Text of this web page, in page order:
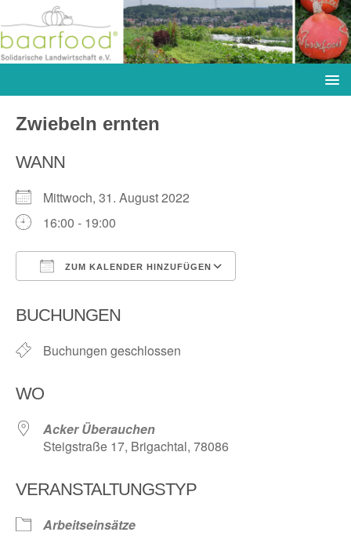
Zwiebeln ernten
WANN
Mittwoch, 31. August 2022
16:00 - 19:00
ZUM KALENDER HINZUFÜGEN
BUCHUNGEN
Buchungen geschlossen
WO
Acker Überauchen
Steigstraße 17, Brigachtal, 78086
VERANSTALTUNGSTYP
Arbeitseinsätze